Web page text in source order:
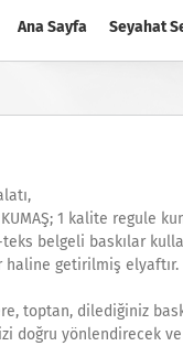
Ana Sayfa Seyahat
1 kalite regule
belgeli baskılar
haline getirilmiş elyaftır.
toptan, dilediğiniz
yönlendirecek ve